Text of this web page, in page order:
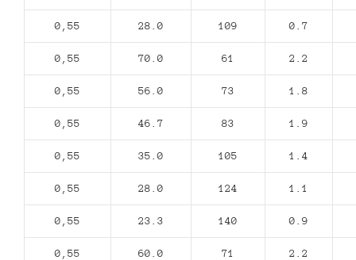
0,55 28.0 109 0.7
0,55 70.0 61 2.2
0,55 56.0 73 1.8
0,55 46.7 83 1.9
0,55 35.0 105 1.4
0,55 28.0 124 1.1
0,55 23.3 140 0.9
0,55 60.0 71 2.2